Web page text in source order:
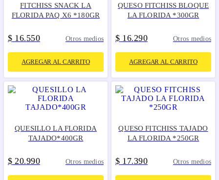
FITCHISS SNACK LA
FLORIDA PAQ X6 *180GR
$ 16.550 Otros medios
AGREGAR AL CARRITO
QUESO FITCHISS BLOQUE
LA FLORIDA *300GR
$ 16.290 Otros medios
AGREGAR AL CARRITO
QUESILLO LA FLORIDA
TAJADO*400GR
$ 20.990 Otros medios
QUESO FITCHISS TAJADO
LA FLORIDA *250GR
$ 17.390 Otros medios